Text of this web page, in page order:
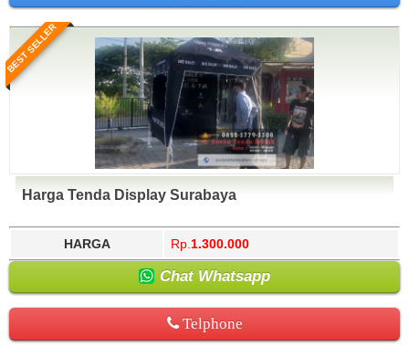
BEST SELLER
Harga Tenda Display Surabaya
HARGA Rp. 1.300.000
Chat Whatsapp
Telphone